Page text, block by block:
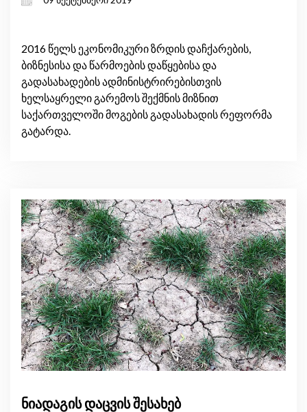
2016 წელს ეკონომიკური ზრდის დაჩქარების,
ბიზნესისა და წარმოების დაწყებისა და
გადასახადების ადმინისტრირებისთვის
ხელსაყრელი გარემოს შექმნის მიზნით
საქართველოში მოგების გადასახადის რეფორმა
გატარდა.
ნიადაგის დაცვის შესახებ